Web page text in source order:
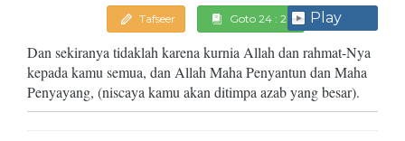
Tafseer Goto 24 : 20 Play
Dan sekiranya tidaklah karena kurnia Allah dan rahmat-Nya
kepada kamu semua, dan Allah Maha Penyantun dan Maha
Penyayang, (niscaya kamu akan ditimpa azab yang besar).